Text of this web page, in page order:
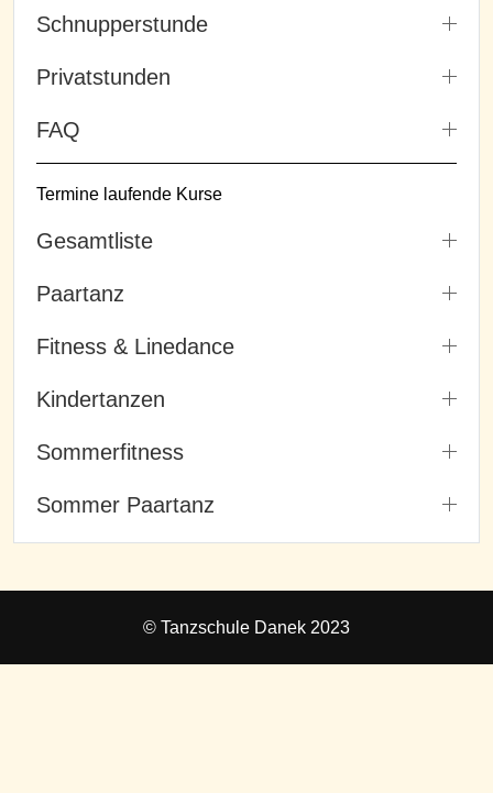
Schnupperstunde
Privatstunden
FAQ
Termine laufende Kurse
Gesamtliste
Paartanz
Fitness & Linedance
Kindertanzen
Sommerfitness
Sommer Paartanz
© Tanzschule Danek 2023